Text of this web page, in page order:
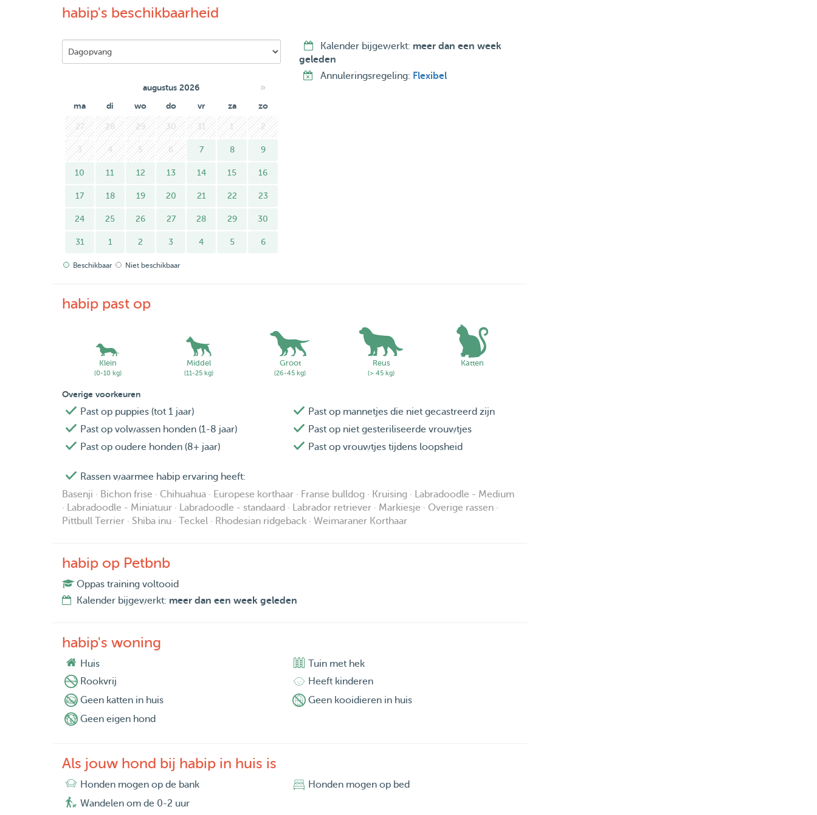
habip's beschikbaarheid
augustus 2026 »
ma di wo do vr za zo
27 28 29 30 31 1 2
3 4 5 6 7 8 9
10 11 12 13 14 15 16
17 18 19 20 21 22 23
24 25 26 27 28 29 30
31 1 2 3 4 5 6
Beschikbaar Niet beschikbaar
Kalender bijgewerkt: meer dan een week
geleden
Annuleringsregeling: Flexibel
habip past op
Klein
(0-10 kg)
Middel
(11-25 kg)
Groot
(26-45 kg)
Reus
(> 45 kg)
Katten
Overige voorkeuren
Past op puppies (tot 1 jaar)
Past op volwassen honden (1-8 jaar)
Past op oudere honden (8+ jaar)
Past op mannetjes die niet gecastreerd zijn
Past op niet gesteriliseerde vrouwtjes
Past op vrouwtjes tijdens loopsheid
Rassen waarmee habip ervaring heeft:
Basenji · Bichon frise · Chihuahua · Europese korthaar · Franse bulldog · Kruising · Labradoodle - Medium
· Labradoodle - Miniatuur · Labradoodle - standaard · Labrador retriever · Markiesje · Overige rassen ·
Pittbull Terrier · Shiba inu · Teckel · Rhodesian ridgeback · Weimaraner Korthaar
habip op Petbnb
Oppas training voltooid
Kalender bijgewerkt: meer dan een week geleden
habip's woning
Huis
Tuin met hek
Rookvrij
Heeft kinderen
Geen katten in huis
Geen kooidieren in huis
Geen eigen hond
Als jouw hond bij habip in huis is
Honden mogen op de bank
Honden mogen op bed
Wandelen om de 0-2 uur